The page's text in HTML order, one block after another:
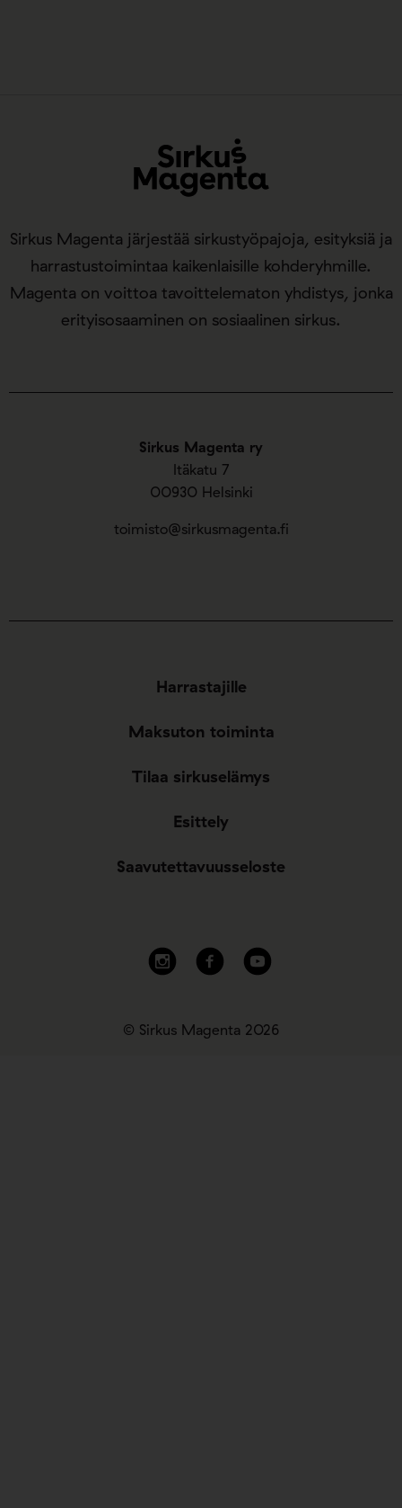
Sirkus Magenta ry
Itäkatu 7
00930 Helsinki
toimisto@sirkusmagenta.fi
Sirkus Magenta järjestää sirkustyöpajoja, esityksiä ja
harrastustoimintaa kaikenlaisille kohderyhmille.
Magenta on voittoa tavoittelematon yhdistys, jonka
erityisosaaminen on sosiaalinen sirkus.
Harrastajille
Maksuton toiminta
Tilaa sirkuselämys
Esittely
Saavutettavuusseloste
© Sirkus Magenta 2026